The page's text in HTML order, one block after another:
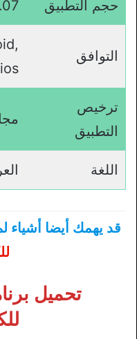
حجم التطبيق MB
التوافق
ios
ترخيص
التطبيق
اللغة
قد يهمك أيضا أشياء